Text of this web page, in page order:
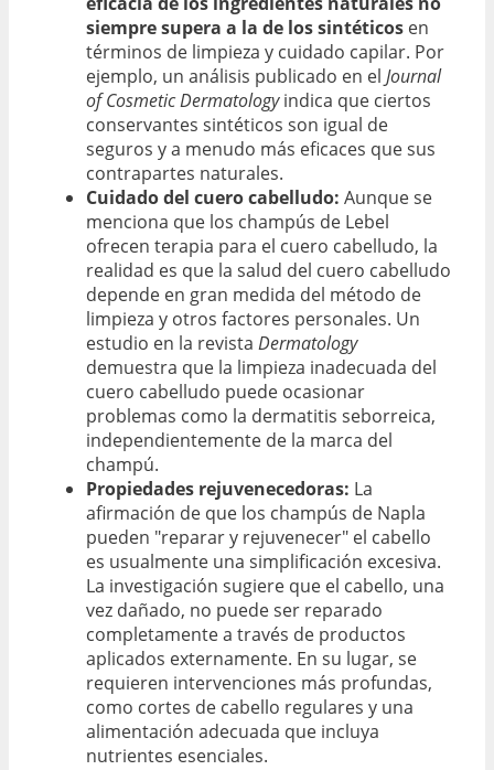
siempre supera a la de los sintéticos en
términos de limpieza y cuidado capilar. Por
ejemplo, un análisis publicado en el Journal
of Cosmetic Dermatologyindica que ciertos
conservantes sintéticos son igual de
seguros y a menudo más eficaces que sus
contrapartes naturales.
Cuidado del cuero cabelludo: Aunque se
menciona que los champús de Lebel
ofrecen terapia para el cuero cabelludo, la
realidad es que la salud del cuero cabelludo
depende en gran medida del método de
limpieza y otros factores personales. Un
estudio en la revista Dermatology
demuestra que la limpieza inadecuada del
cuero cabelludo puede ocasionar
problemas como la dermatitis seborreica,
independientemente de la marca del
champú.
Propiedades rejuvenecedoras: La
afirmación de que los champús de Napla
pueden "reparar y rejuvenecer" el cabello
es usualmente una simplificación excesiva.
La investigación sugiere que el cabello, una
vez dañado, no puede ser reparado
completamente a través de productos
aplicados externamente. En su lugar, se
requieren intervenciones más profundas,
como cortes de cabello regulares y una
alimentación adecuada que incluya
nutrientes esenciales.